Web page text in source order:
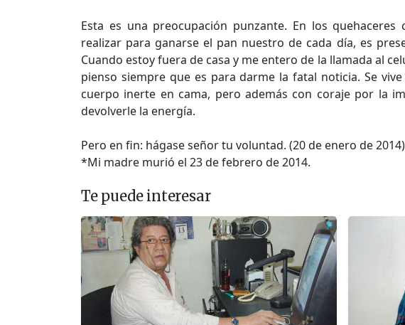
Esta es una preocupación punzante. En los
realizar para ganarse el pan nuestro de cada día, es
Cuando estoy fuera de casa y me entero de la llamada al
pienso siempre que es para darme la fatal noticia. Se
cuerpo inerte en cama, pero además con coraje por la
devolverle la energía.
Pero en fin: hágase señor tu voluntad. (20 de enero de 2014)
*Mi madre murió el 23 de febrero de 2014.
Te puede interesar